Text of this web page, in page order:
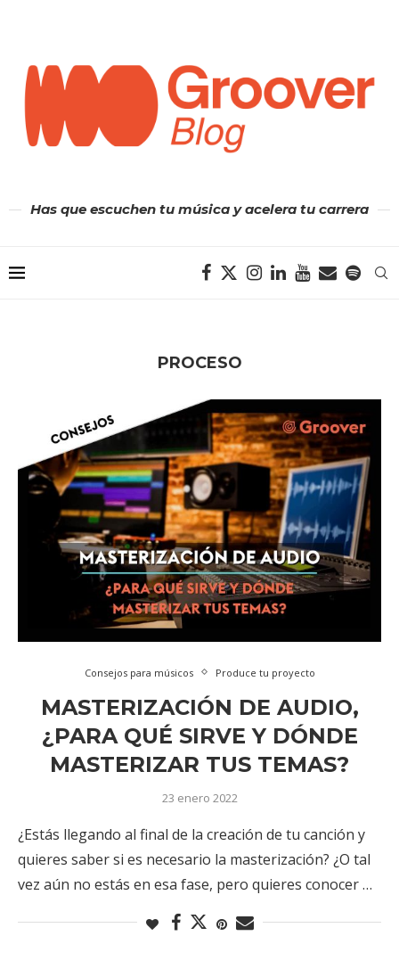
Has que escuchen tu música y acelera tu carrera
PROCESO
Consejos para músicos Produce tu proyecto
MASTERIZACIÓN DE AUDIO,
¿PARA QUÉ SIRVE Y DÓNDE
MASTERIZAR TUS TEMAS?
23 enero 2022
¿Estás llegando al final de la creación de tu canción y
quieres saber si es necesario la masterización? ¿O tal
vez aún no estás en esa fase, pero quieres conocer …